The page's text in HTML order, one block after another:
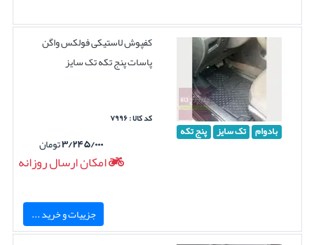
بادوام تک سایز پنج تکه
کفپوش لاستیکی فولکس واگن
پاسات پنج تکه تک سایز
کد کالا : ۷۹۹۶
۳/۲۴۵/۰۰۰تومان
امکان ارسال روزانه
جزییات و خرید ...